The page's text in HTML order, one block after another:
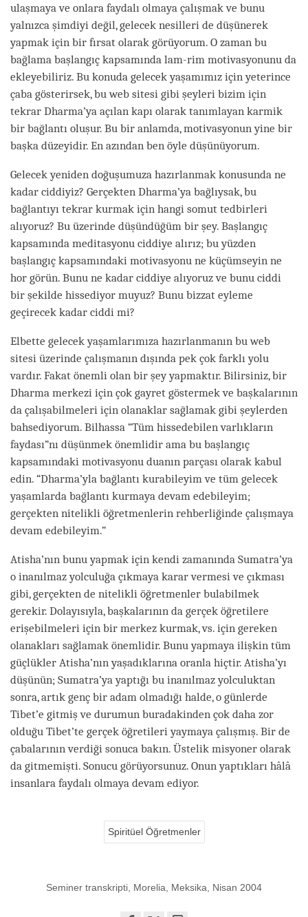
ulaşmaya ve onlara faydalı olmaya çalışmak ve bunu
yalnızca şimdiyi değil, gelecek nesilleri de düşünerek
yapmak için bir fırsat olarak görüyorum. O zaman bu
bağlama başlangıç kapsamında lam-rim motivasyonunu da
ekleyebiliriz. Bu konuda gelecek yaşamımız için yeterince
çaba gösterirsek, bu web sitesi gibi şeyleri bizim için
tekrar Dharma’ya açılan kapı olarak tanımlayan karmik
bir bağlantı oluşur. Bu bir anlamda, motivasyonun yine bir
başka düzeyidir. En azından ben öyle düşünüyorum.
Gelecek yeniden doğuşumuza hazırlanmak konusunda ne
kadar ciddiyiz? Gerçekten Dharma’ya bağlıysak, bu
bağlantıyı tekrar kurmak için hangi somut tedbirleri
alıyoruz? Bu üzerinde düşündüğüm bir şey. Başlangıç
kapsamında meditasyonu ciddiye alırız; bu yüzden
başlangıç kapsamındaki motivasyonu ne küçümseyin ne
hor görün. Bunu ne kadar ciddiye alıyoruz ve bunu ciddi
bir şekilde hissediyor muyuz? Bunu bizzat eyleme
geçirecek kadar ciddi mi?
Elbette gelecek yaşamlarımıza hazırlanmanın bu web
sitesi üzerinde çalışmanın dışında pek çok farklı yolu
vardır. Fakat önemli olan bir şey yapmaktır. Bilirsiniz, bir
Dharma merkezi için çok gayret göstermek ve başkalarının
da çalışabilmeleri için olanaklar sağlamak gibi şeylerden
bahsediyorum. Bilhassa “Tüm hissedebilen varlıkların
faydası”nı düşünmek önemlidir ama bu başlangıç
kapsamındaki motivasyonu duanın parçası olarak kabul
edin. “Dharma’yla bağlantı kurabileyim ve tüm gelecek
yaşamlarda bağlantı kurmaya devam edebileyim;
gerçekten nitelikli öğretmenlerin rehberliğinde çalışmaya
devam edebileyim.”
Atisha’nın bunu yapmak için kendi zamanında Sumatra’ya
o inanılmaz yolculuğa çıkmaya karar vermesi ve çıkması
gibi, gerçekten de nitelikli öğretmenler bulabilmek
gerekir. Dolayısıyla, başkalarının da gerçek öğretilere
erişebilmeleri için bir merkez kurmak, vs. için gereken
olanakları sağlamak önemlidir. Bunu yapmaya ilişkin tüm
güçlükler Atisha’nın yaşadıklarına oranla hiçtir. Atisha’yı
düşünün; Sumatra’ya yaptığı bu inanılmaz yolculuktan
sonra, artık genç bir adam olmadığı halde, o günlerde
Tibet’e gitmiş ve durumun buradakinden çok daha zor
olduğu Tibet’te gerçek öğretileri yaymaya çalışmış. Bir de
çabalarının verdiği sonuca bakın. Üstelik misyoner olarak
da gitmemişti. Sonucu görüyorsunuz. Onun yaptıkları hâlâ
insanlara faydalı olmaya devam ediyor.
Spiritüel Öğretmenler
Seminer transkripti, Morelia, Meksika, Nisan 2004